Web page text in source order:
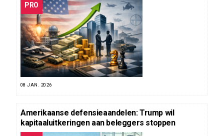
PRO
08 JAN. 2026
Amerikaanse defensieaandelen: Trump wil
kapitaaluitkeringen aan beleggers stoppen